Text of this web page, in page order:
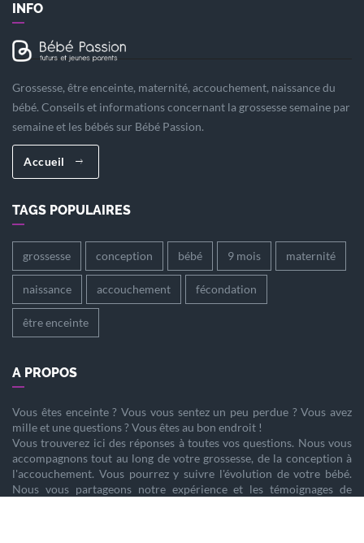
INFO
Grossesse, être enceinte, maternité, accouchement, naissance du
bébé. Conseils et informations concernant la grossesse semaine par
semaine et les bébés sur Bébé Passion.
Accueil
TAGS POPULAIRES
grossesse conception bébé 9 mois maternité
naissance accouchement fécondation
être enceinte
A PROPOS
Vous êtes enceinte? Vous vous sentez un peu perdue ? Vous avez
mille et une questions ? Vous êtes au bon endroit !
Vous trouverez ici des réponses à toutes vos questions. Nous vous
accompagnons tout au long de votre grossesse, de la conception à
l'accouchement. Vous pourrez y suivre l'évolution de votre bébé.
Nous vous partageons notre expérience et les témoignages de